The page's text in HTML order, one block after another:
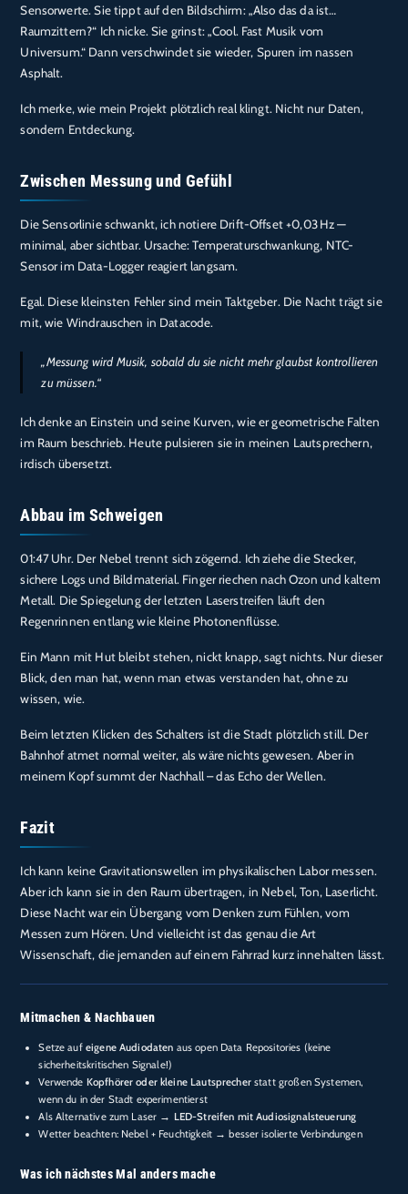
Sensorwerte. Sie tippt auf den Bildschirm: „Also das da ist…
Raumzittern?“ Ich nicke. Sie grinst: „Cool. Fast Musik vom
Universum.“ Dann verschwindet sie wieder, Spuren im nassen
Asphalt.
Ich merke, wie mein Projekt plötzlich real klingt. Nicht nur Daten,
sondern Entdeckung.
Zwischen Messung und Gefühl
Die Sensorlinie schwankt, ich notiere Drift-Offset +0,03 Hz —
minimal, aber sichtbar. Ursache: Temperaturschwankung, NTC-
Sensor im Data-Logger reagiert langsam.
Egal. Diese kleinsten Fehler sind mein Taktgeber. Die Nacht trägt sie
mit, wie Windrauschen in Datacode.
„Messung wird Musik, sobald du sie nicht mehr glaubst kontrollieren
zu müssen.“
Ich denke an Einstein und seine Kurven, wie er geometrische Falten
im Raum beschrieb. Heute pulsieren sie in meinen Lautsprechern,
irdisch übersetzt.
Abbau im Schweigen
01:47 Uhr. Der Nebel trennt sich zögernd. Ich ziehe die Stecker,
sichere Logs und Bildmaterial. Finger riechen nach Ozon und kaltem
Metall. Die Spiegelung der letzten Laserstreifen läuft den
Regenrinnen entlang wie kleine Photonenflüsse.
Ein Mann mit Hut bleibt stehen, nickt knapp, sagt nichts. Nur dieser
Blick, den man hat, wenn man etwas verstanden hat, ohne zu
wissen, wie.
Beim letzten Klicken des Schalters ist die Stadt plötzlich still. Der
Bahnhof atmet normal weiter, als wäre nichts gewesen. Aber in
meinem Kopf summt der Nachhall – das Echo der Wellen.
Fazit
Ich kann keine Gravitationswellen im physikalischen Labor messen.
Aber ich kann sie in den Raum übertragen, in Nebel, Ton, Laserlicht.
Diese Nacht war ein Übergang vom Denken zum Fühlen, vom
Messen zum Hören. Und vielleicht ist das genau die Art
Wissenschaft, die jemanden auf einem Fahrrad kurz innehalten lässt.
Mitmachen & Nachbauen
Setze auf eigene Audiodaten aus open Data Repositories (keine
sicherheitskritischen Signale!)
Verwende Kopfhörer oder kleine Lautsprecherstatt großen Systemen,
wenn du in der Stadt experimentierst
Als Alternative zum Laser → LED-Streifen mit Audiosignalsteuerung
Wetter beachten: Nebel + Feuchtigkeit → besser isolierte Verbindungen
Was ich nächstes Mal anders mache